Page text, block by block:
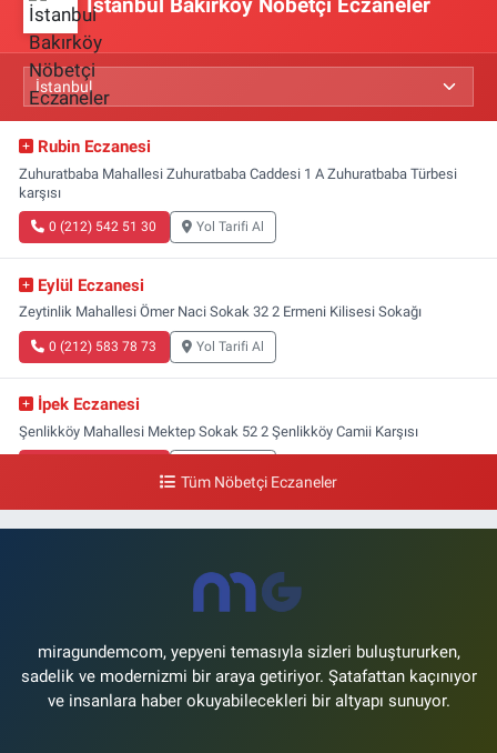
İstanbul Bakırköy Nöbetçi Eczaneler
Rubin Eczanesi
Zuhuratbaba Mahallesi Zuhuratbaba Caddesi 1 A Zuhuratbaba Türbesi
karşısı
0 (212) 542 51 30 Yol Tarifi Al
Eylül Eczanesi
Zeytinlik Mahallesi Ömer Naci Sokak 32 2 Ermeni Kilisesi Sokağı
0 (212) 583 78 73 Yol Tarifi Al
İpek Eczanesi
Şenlikköy Mahallesi Mektep Sokak 52 2 Şenlikköy Camii Karşısı
Gün Eczanesi
Yol Tarifi Al
Tüm Nöbetçi Eczaneler
miragundemcom, yepyeni temasıyla sizleri buluştururken,
sadelik ve modernizmi bir araya getiriyor. Şatafattan kaçınıyor
ve insanlara haber okuyabilecekleri bir altyapı sunuyor.